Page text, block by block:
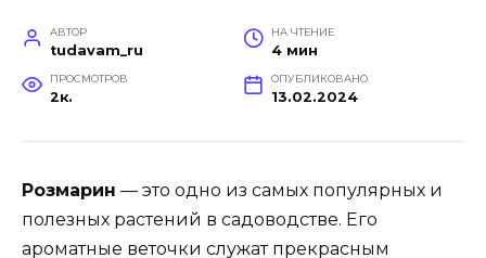
АВТОР
tudavam_ru
НА ЧТЕНИЕ
4 мин
ПРОСМОТРОВ
2к.
ОПУБЛИКОВАНО
13.02.2024
Розмарин — это одно из самых популярных и
полезных растений в садоводстве. Его
ароматные веточки служат прекрасным